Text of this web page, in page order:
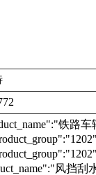
铁路
风挡刮